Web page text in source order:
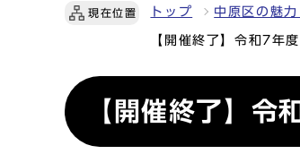
現在位置 トップ 中原区の魅
【開催終了】令和7年
【開催終了】